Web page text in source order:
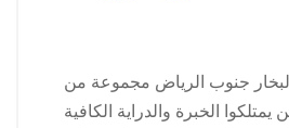
جنوب الرياض مجموعة من
يمتلكوا الخبرة والدراية الكافية